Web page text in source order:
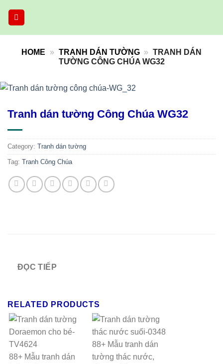
HOME » TRANH DÁN TƯỜNG » TRANH DÁN
TƯỜNG CÔNG CHÚA WG32
Tranh dán tường Công Chúa WG32
Category: Tranh dán tường
Tag: Tranh Công Chúa
ĐỌC TIẾP
RELATED PRODUCTS
88+ Mẫu tranh dán
88+ Mẫu tranh dán
tường thác nước,